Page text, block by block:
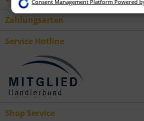
Zahlungsarten
Service Hotline
Shop Service
Verwendung von Profilen zur Auswahl
Verwendung von Profilen zur Auswahl
Messung der Werbeleistung
Analyse von Zielgruppen durch Statistiken
Entwicklung und Verbesserung der Angebote
Verwendung reduzierter Daten zur Auswahl
Besondere Features:
Verwendung genauer Standortdaten
Endgeräteeigenschaften zur Identifikation
Consent Management Platform Powered